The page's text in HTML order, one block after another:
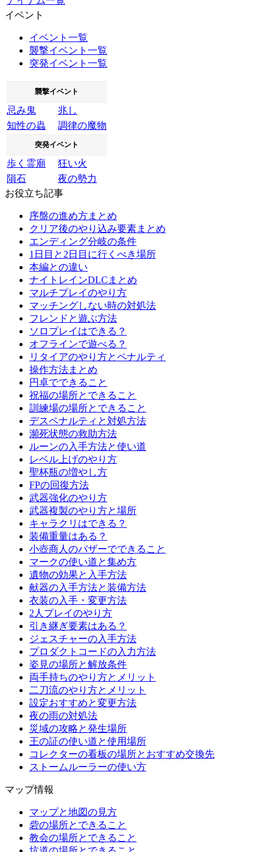
イベント
イベント一覧
襲撃イベント一覧
突発イベント一覧
襲撃イベント
忌み鬼
兆し
知性の蟲
調律の魔物
突発イベント
歩く霊廟
狂い火
隕石
夜の勢力
お役立ち記事
序盤の進め方まとめ
クリア後のやり込み要素まとめ
エンディング分岐の条件
1日目と2日目に行くべき場所
本編との違い
ナイトレインDLCまとめ
マルチプレイのやり方
マッチングしない時の対処法
フレンドと遊ぶ方法
ソロプレイはできる？
オフラインで遊べる？
リタイアのやり方とペナルティ
操作方法まとめ
円卓でできること
祝福の場所とできること
訓練場の場所とできること
デスペナルティと対処方法
瀕死状態の救助方法
ルーンの入手方法と使い道
レベル上げのやり方
聖杯瓶の増やし方
FPの回復方法
武器強化のやり方
武器複製のやり方と場所
キャラクリはできる？
装備重量はある？
小壺商人のバザーでできること
マークの使い道と集め方
遺物の効果と入手方法
献器の入手方法と装備方法
衣装の入手・変更方法
2人プレイのやり方
引き継ぎ要素はある？
ジェスチャーの入手方法
プロダクトコードの入力方法
姿見の場所と解放条件
両手持ちのやり方とメリット
二刀流のやり方とメリット
設定おすすめと変更方法
夜の雨の対処法
災域の攻略と発生場所
王の証の使い道と使用場所
コレクターの看板の場所とおすすめ交換先
ストームルーラーの使い方
マップ情報
マップと地図の見方
砦の場所とできること
教会の場所とできること